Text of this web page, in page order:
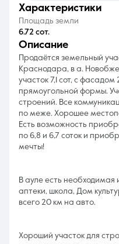
8
характеристики
Площадь земли
6.72 сот.
описание
Продаётся земельный
Краснодара, в а.
участок 7,1 сот, с
прямоугольной формы.
строений. Все
по меже. Хорошее
Есть возможность
по 6,8 и 6,7 соток и
мечты!
В ауле есть
аптеки, школа, Дом
всего 20 км на авто.
Хороший участок для